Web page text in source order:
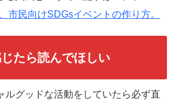
市民向けSDGsイベントの作り方。
たら読んでほしい
ルグッドな活動をしていたら必ず直